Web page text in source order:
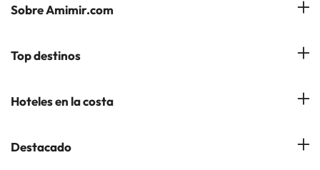
Sobre Amimir.com
¿Quiénes somos?
Gestionar mi reserva
Top destinos
Hoteles en Salou
Hoteles en Andorra la Vella
Hoteles en la costa
Hoteles en la Costa Azahar
Destacado